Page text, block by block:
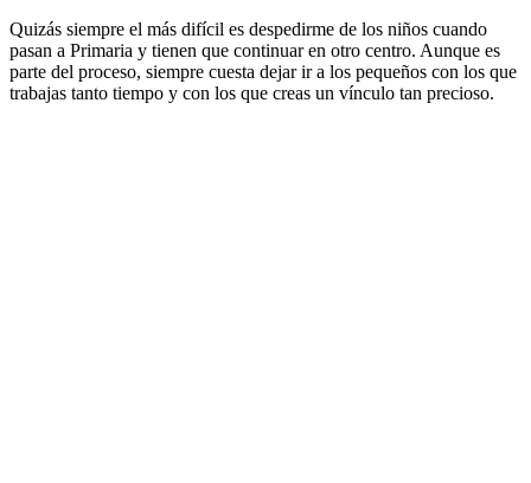
Quizás siempre el más difícil es despedirme de los niños cuando
pasan a Primaria y tienen que continuar en otro centro. Aunque es
parte del proceso, siempre cuesta dejar ir a los pequeños con los que
trabajas tanto tiempo y con los que creas un vínculo tan precioso.